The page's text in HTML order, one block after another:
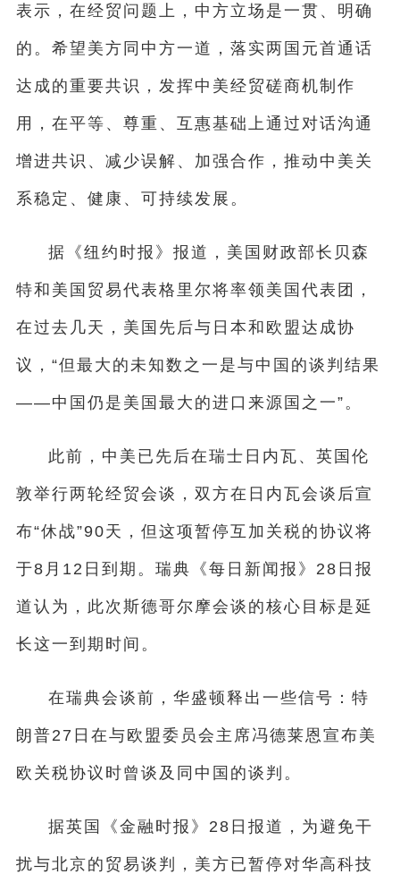
表示，在经贸问题上，中方立场是一贯、明确
的。希望美方同中方一道，落实两国元首通话
达成的重要共识，发挥中美经贸磋商机制作
用，在平等、尊重、互惠基础上通过对话沟通
增进共识、减少误解、加强合作，推动中美关
系稳定、健康、可持续发展。
据《纽约时报》报道，美国财政部长贝森
特和美国贸易代表格里尔将率领美国代表团，
在过去几天，美国先后与日本和欧盟达成协
议，“但最大的未知数之一是与中国的谈判结果
——中国仍是美国最大的进口来源国之一”。
此前，中美已先后在瑞士日内瓦、英国伦
敦举行两轮经贸会谈，双方在日内瓦会谈后宣
布“休战”90天，但这项暂停互加关税的协议将
于8月12日到期。瑞典《每日新闻报》28日报
道认为，此次斯德哥尔摩会谈的核心目标是延
长这一到期时间。
在瑞典会谈前，华盛顿释出一些信号：特
朗普27日在与欧盟委员会主席冯德莱恩宣布美
欧关税协议时曾谈及同中国的谈判。
据英国《金融时报》28日报道，为避免干
扰与北京的贸易谈判，美方已暂停对华高科技